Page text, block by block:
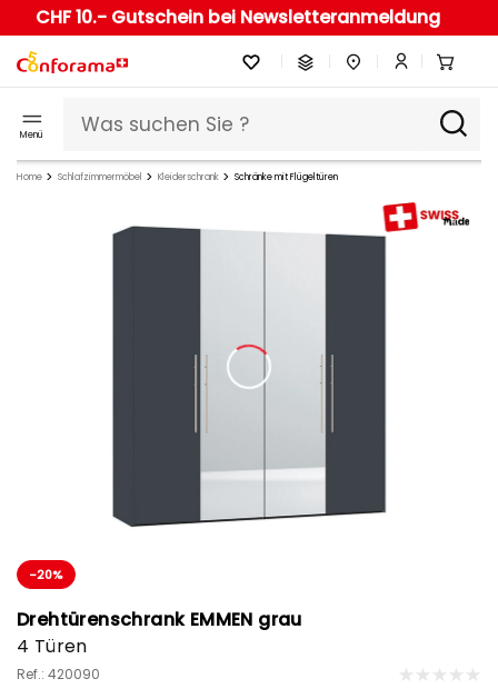
CHF 10.- Gutschein bei Newsletteranmeldung
Menü
Home Schlafzimmermöbel Kleiderschrank Schränke mit Flügeltüren
-20%
Drehtürenschrank EMMEN grau
4 Türen
Ref.: 420090